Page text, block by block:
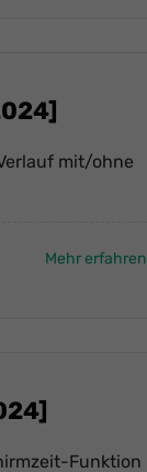
mit/ohne
Mehr erfahren
Funktion